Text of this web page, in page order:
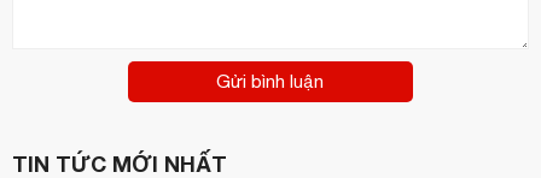
Gửi bình luận
TIN TỨC MỚI NHẤT